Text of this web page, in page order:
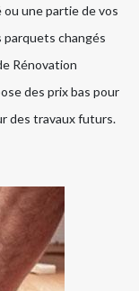
une partie de vos
changés
Rénovation
des prix bas pour
des travaux futurs.